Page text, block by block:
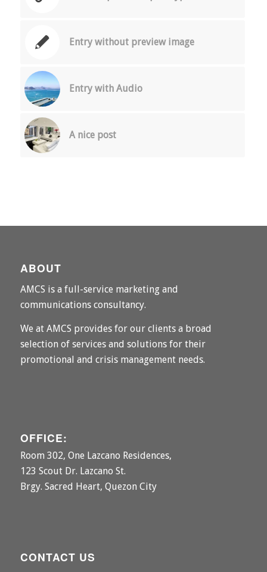
Entry without preview image
Entry with Audio
A nice post
ABOUT
AMCS is a full-service marketing and
communications consultancy.
We at AMCS provides for our clients a broad
selection of services and solutions for their
promotional and crisis management needs.
OFFICE:
Room 302, One Lazcano Residences,
123 Scout Dr. Lazcano St.
Brgy. Sacred Heart, Quezon City
CONTACT US